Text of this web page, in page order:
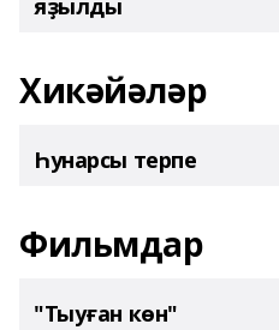
яҙылды
Хикәйәләр
Һунарсы терпе
Фильмдар
"Тыуған көн"